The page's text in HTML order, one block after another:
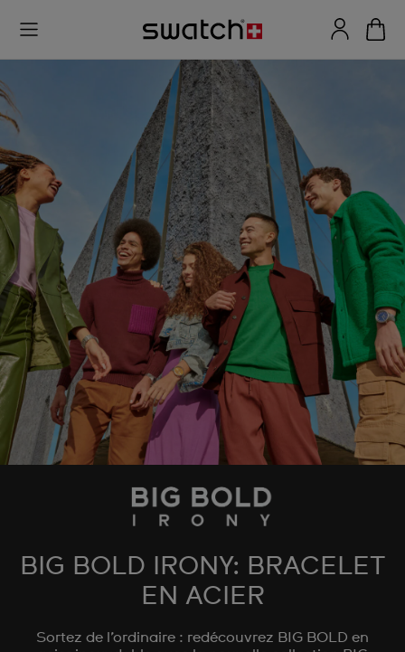
BIG BOLD IRONY: BRACELET
EN ACIER
Sortez de l’ordinaire : redécouvrez BIG BOLD en